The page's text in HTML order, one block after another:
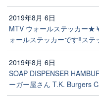
2019年8月 6日
MTV ウォールステッカー★
ォールステッカーです‼️ス
2019年8月 6日
SOAP DISPENSER
ーガー屋さん T.K. Burgers